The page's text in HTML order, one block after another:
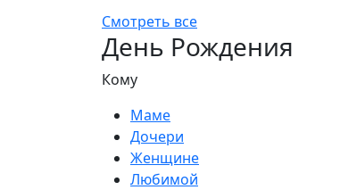
Смотреть все
День Рождения
Кому
Маме
Дочери
Женщине
Любимой